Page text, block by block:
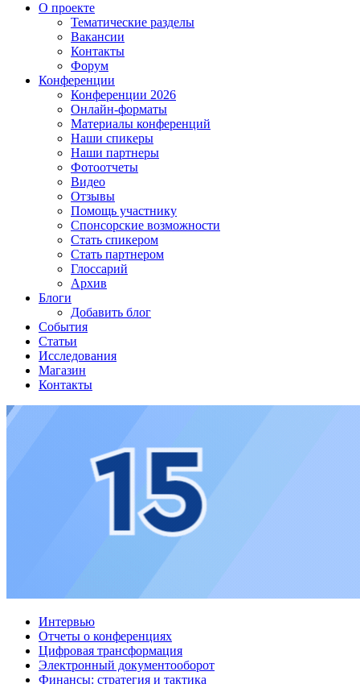
О проекте
Тематические разделы
Вакансии
Контакты
Форум
Конференции
Конференции 2026
Онлайн-форматы
Материалы конференций
Наши спикеры
Наши партнеры
Фотоотчеты
Видео
Отзывы
Помощь участнику
Спонсорские возможности
Стать спикером
Стать партнером
Глоссарий
Архив
Блоги
Добавить блог
События
Статьи
Исследования
Магазин
Контакты
Интервью
Отчеты о конференциях
Цифровая трансформация
Электронный документооборот
Финансы: стратегия и тактика